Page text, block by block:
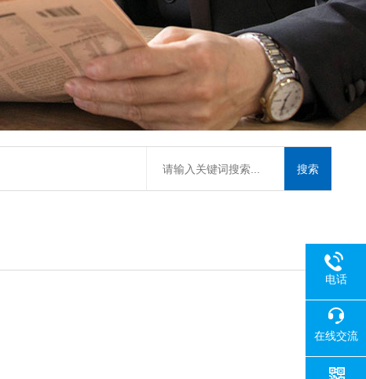
电话
在线交流